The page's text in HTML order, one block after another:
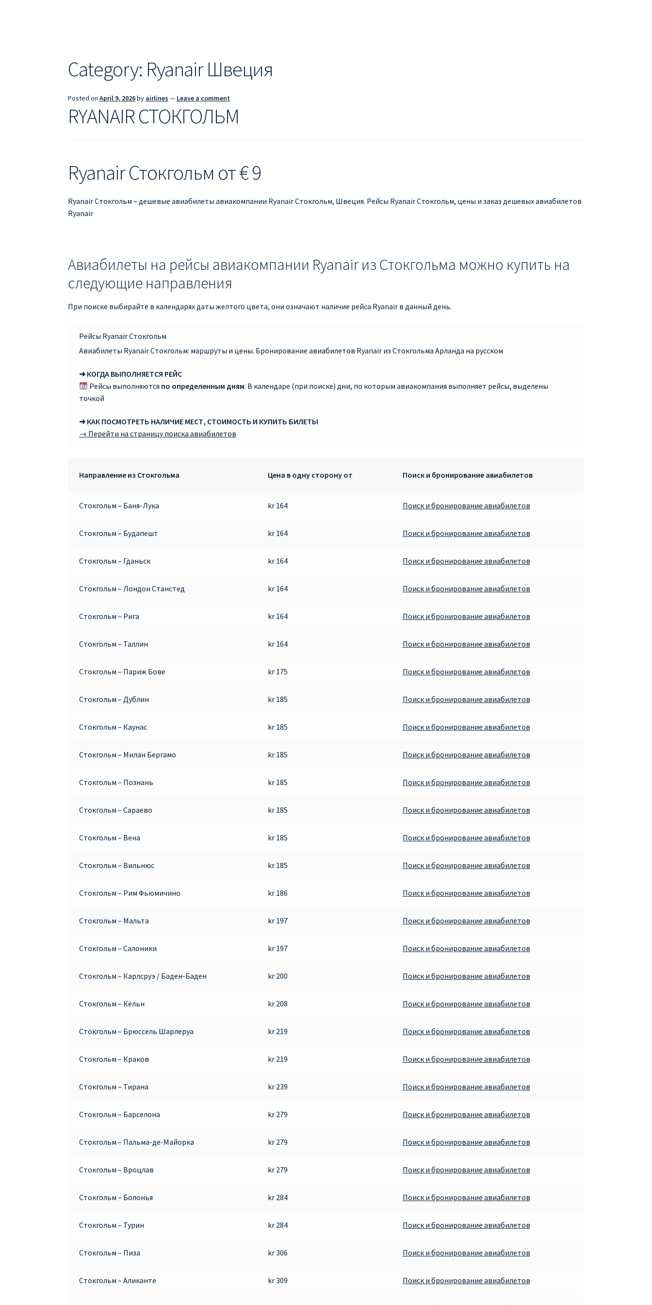
Информация по бронированию билетов RyanairКАК НАЙТИ ДЕШЕВЫЙ БИЛЕТ
ПРАВИЛА РЕГИСТРАЦИИПРИЛОЖЕНИЕ RYANAIR НА РУССКОМ
Category: Ryanair Швеция
Posted onApril 9, 2026by airlines — Leave a comment
RYANAIR СТОКГОЛЬМ
Ryanair Стокгольм от € 9
Ryanair Стокгольм – дешевые авиабилеты авиакомпании Ryanair Стокгольм, Швеция. Рейсы Ryanair Стокгольм, цены и заказ дешевых авиабилетов
Ryanair
Авиабилеты на рейсы авиакомпании Ryanair из Стокгольма можно купить на
следующие направления
При поиске выбирайте в календарях даты желтого цвета, они означают наличие рейса Ryanair в данный день.
Рейсы Ryanair Стокгольм
Авиабилеты Ryanair Стокгольм: маршруты и цены. Бронирование авиабилетов Ryanair из Стокгольма Арланда на русском
➜ КОГДА ВЫПОЛНЯЕТСЯ РЕЙС
Рейсы выполняются по определенным дням. В календаре (при поиске) дни, по которым авиакомпания выполняет рейсы, выделены
точкой
➜ КАК ПОСМОТРЕТЬ НАЛИЧИЕ МЕСТ, СТОИМОСТЬ И КУПИТЬ БИЛЕТЫ
→ Перейти на страницу поиска авиабилетов
Направление из Стокгольма Цена в одну сторону от Поиск и бронирование авиабилетов
Стокгольм – Баня-Лука kr 164 Поиск и бронирование авиабилетов
Стокгольм – Будапешт kr 164 Поиск и бронирование авиабилетов
Стокгольм – Гданьск kr 164 Поиск и бронирование авиабилетов
Стокгольм – Лондон Станстед kr 164 Поиск и бронирование авиабилетов
Стокгольм – Рига kr 164 Поиск и бронирование авиабилетов
Стокгольм – Таллин kr 164 Поиск и бронирование авиабилетов
Стокгольм – Париж Бове kr 175 Поиск и бронирование авиабилетов
Стокгольм – Дублин kr 185 Поиск и бронирование авиабилетов
Стокгольм – Каунас kr 185 Поиск и бронирование авиабилетов
Стокгольм – Милан Бергамо kr 185 Поиск и бронирование авиабилетов
Стокгольм – Познань kr 185 Поиск и бронирование авиабилетов
Стокгольм – Сараево kr 185 Поиск и бронирование авиабилетов
Стокгольм – Вена kr 185 Поиск и бронирование авиабилетов
Стокгольм – Вильнюс kr 185 Поиск и бронирование авиабилетов
Стокгольм – Рим Фьюмичино kr 186 Поиск и бронирование авиабилетов
Стокгольм – Мальта kr 197 Поиск и бронирование авиабилетов
Стокгольм – Салоники kr 197 Поиск и бронирование авиабилетов
Стокгольм – Карлсруэ / Баден-Баден kr 200 Поиск и бронирование авиабилетов
Стокгольм – Кёльн kr 208 Поиск и бронирование авиабилетов
Стокгольм – Брюссель Шарлеруа kr 219 Поиск и бронирование авиабилетов
Стокгольм – Краков kr 219 Поиск и бронирование авиабилетов
Стокгольм – Тирана kr 239 Поиск и бронирование авиабилетов
Стокгольм – Барселона kr 279 Поиск и бронирование авиабилетов
Стокгольм – Пальма-де-Майорка kr 279 Поиск и бронирование авиабилетов
Стокгольм – Вроцлав kr 279 Поиск и бронирование авиабилетов
Стокгольм – Болонья kr 284 Поиск и бронирование авиабилетов
Стокгольм – Турин kr 284 Поиск и бронирование авиабилетов
Стокгольм – Пиза kr 306 Поиск и бронирование авиабилетов
Стокгольм – Аликанте kr 309 Поиск и бронирование авиабилетов